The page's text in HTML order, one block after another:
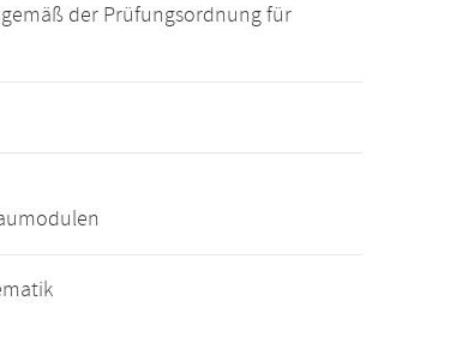
der Prüfungsordnung für